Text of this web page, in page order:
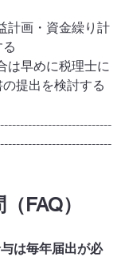
提出を検討する
FAQ）
は毎年届出が必